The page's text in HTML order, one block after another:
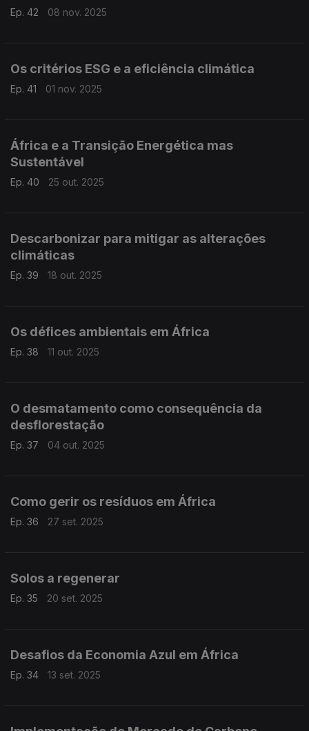
Ep. 42 08 nov. 2025
Os critérios ESG e a eficiência climática
Ep. 41 01 nov. 2025
África e a Transição Energética mas
Sustentável
Ep. 40 25 out. 2025
Descarbonizar para mitigar as alterações
climáticas
Ep. 39 18 out. 2025
Os défices ambientais em África
Ep. 38 11 out. 2025
O desmatamento como consequência da
desflorestação
Ep. 37 04 out. 2025
Como gerir os resíduos em África
Ep. 36 27 set. 2025
Solos a regenerar
Ep. 35 20 set. 2025
Desafios da Economia Azul em África
Ep. 34 13 set. 2025